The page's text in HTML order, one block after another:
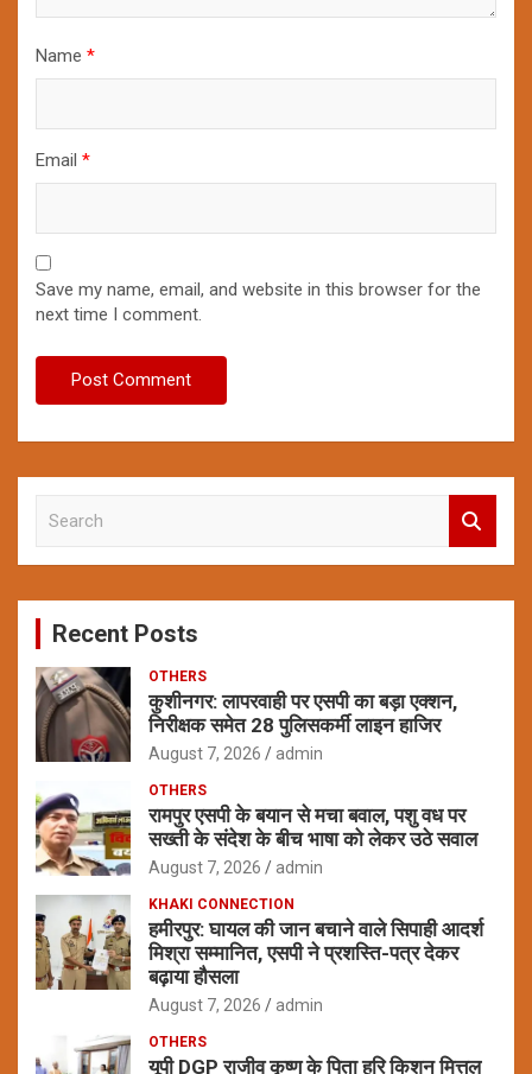
Name *
Email *
Save my name, email, and website in this browser for the
next time I comment.
c
Recent Posts
OTHERS
कुशीनगर: लापरवाही पर एसपी का बड़ा एक्शन,
निरीक्षक समेत 28 पुलिसकर्मी लाइन हाजिर
August 7, 2026 admin
OTHERS
रामपुर एसपी के बयान से मचा बवाल, पशु वध पर
सख्ती के संदेश के बीच भाषा को लेकर उठे सवाल
August 7, 2026 admin
KHAKI CONNECTION
हमीरपुर: घायल की जान बचाने वाले सिपाही आदर्श
मिश्रा सम्मानित, एसपी ने प्रशस्ति-पत्र देकर
बढ़ाया हौसला
August 7, 2026 admin
OTHERS
यूपी DGP राजीव कृष्ण के पिता हरि किशन मित्तल